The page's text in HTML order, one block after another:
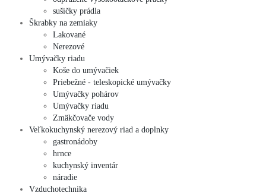
sušičky prádla
Škrabky na zemiaky
Lakované
Nerezové
Umývačky riadu
Koše do umývačiek
Priebežné - teleskopické umývačky
Umývačky pohárov
Umývačky riadu
Zmäkčovače vody
Veľkokuchynský nerezový riad a doplnky
gastronádoby
hrnce
kuchynský inventár
náradie
Vzduchotechnika